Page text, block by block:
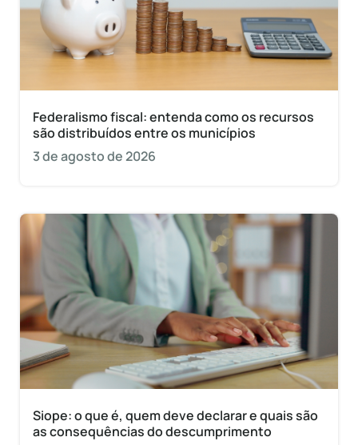
Federalismo fiscal: entenda como os recursos
são distribuídos entre os municípios
3 de agosto de 2026
Siope: o que é, quem deve declarar e quais são
as consequências do descumprimento